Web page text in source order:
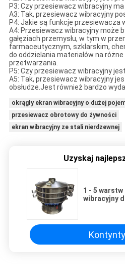
P3: Czy przesiewacz wibracyjny
A3: Tak, przesiewacz wibracyjny
P4: Jakie są funkcje przesiewacza
A4: Przesiewacz wibracyjny może
gałęziach przemysłu, w tym w
farmaceutycznym, szklarskim,
do oddzielania materiałów na
przetwarzania.
P5: Czy przesiewacz wibracyjny
A5: Tak, przesiewacz wibracyjny
obsłudze.Jest również bardzo
okrągły ekran wibracyjny o dużej
przesiewacz obrotowy do żywności
ekran wibracyjny ze stali nierdzewnej
Uzyskaj
1 - 5
wibracyjny